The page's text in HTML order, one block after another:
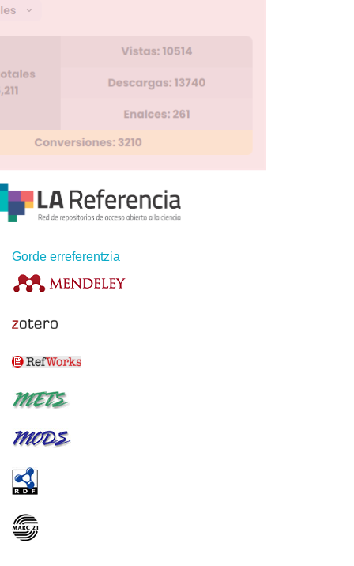
Gorde erreferentzia